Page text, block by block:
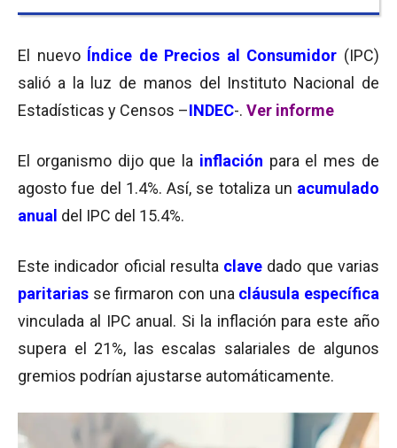
El nuevo Índice de Precios al Consumidor (IPC)
salió a la luz de manos del Instituto Nacional de
Estadísticas y Censos –INDEC-. Ver informe
El organismo dijo que la inflación para el mes de
agosto fue del 1.4%. Así, se totaliza un acumulado
anual del IPC del 15.4%.
Este indicador oficial resulta clave dado que varias
paritarias se firmaron con una cláusula específica
vinculada al IPC anual. Si la inflación para este año
supera el 21%, las escalas salariales de algunos
gremios podrían ajustarse automáticamente.